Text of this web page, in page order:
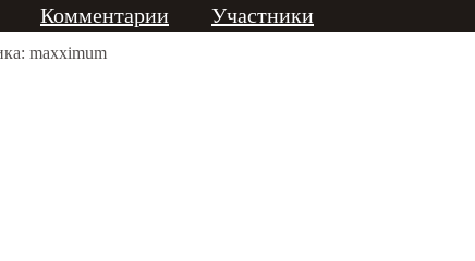
Комментарии Участники
maxximum